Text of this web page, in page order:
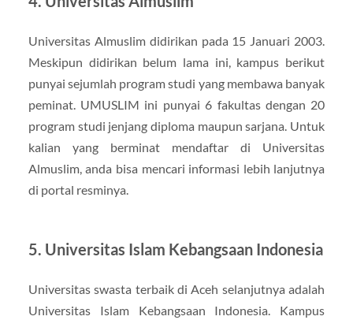
Universitas Almuslim didirikan pada 15 Januari 2003.
Meskipun didirikan belum lama ini, kampus berikut
punyai sejumlah program studi yang membawa banyak
peminat. UMUSLIM ini punyai 6 fakultas dengan 20
program studi jenjang diploma maupun sarjana. Untuk
kalian yang berminat mendaftar di Universitas
Almuslim, anda bisa mencari informasi lebih lanjutnya
di portal resminya.
5. Universitas Islam Kebangsaan Indonesia
Universitas swasta terbaik di Aceh selanjutnya adalah
Universitas Islam Kebangsaan Indonesia. Kampus